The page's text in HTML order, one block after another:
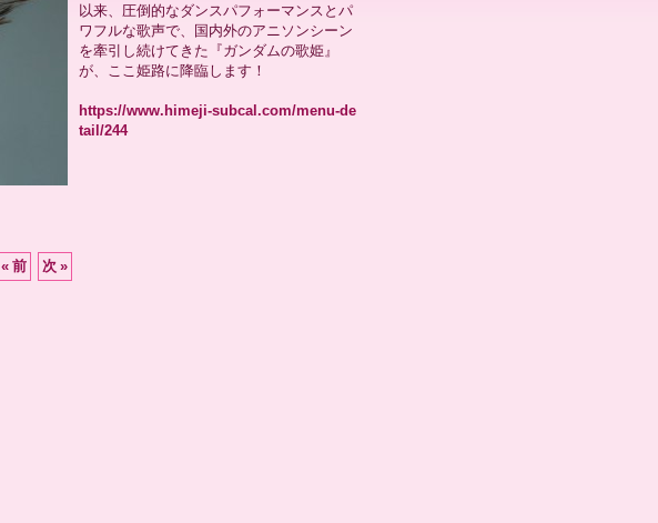
以来、圧倒的なダンスパフォーマンスとパ
ワフルな歌声で、国内外のアニソンシーン
を牽引し続けてきた『ガンダムの歌姫』
が、ここ姫路に降臨します！
https://www.himeji-subcal.com/menu-de
tail/244
« 前 次 »